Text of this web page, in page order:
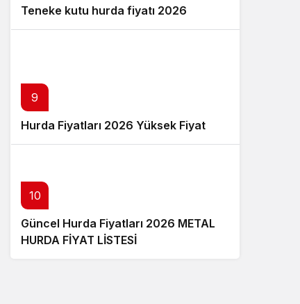
Teneke kutu hurda fiyatı 2026
9
Hurda Fiyatları 2026 Yüksek Fiyat
10
Güncel Hurda Fiyatları 2026 METAL
HURDA FİYAT LİSTESİ